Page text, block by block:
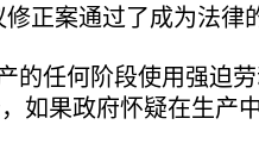
正案通过了成为法律
的任何阶段使用强迫
如果政府怀疑在生产